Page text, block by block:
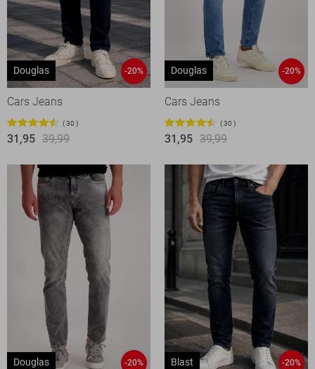
Douglas -20%
Cars Jeans
30
31,95 39,99
Douglas -20%
Cars Jeans
30
31,95 39,99
Douglas -20% Blast -20%